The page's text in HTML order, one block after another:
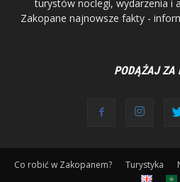
turystów noclegi, wydarzenia i
Zakopane najnowsze fakty -
PODĄŻAJ ZA
Co robić w Zakopanem? Turystyka